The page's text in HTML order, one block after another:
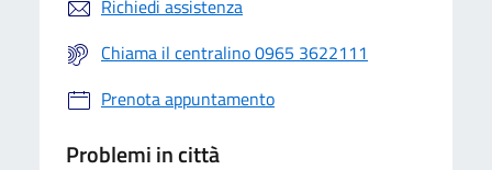
Richiedi assistenza
Chiama il centralino 0965 3622111
Prenota appuntamento
Problemi in città